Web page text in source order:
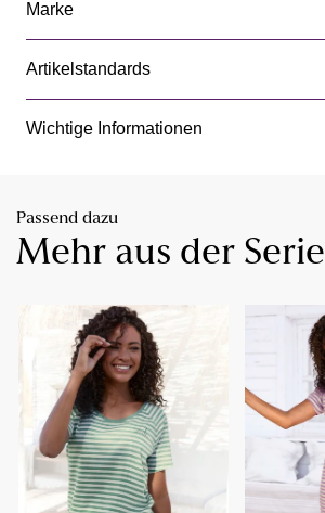
Marke
Artikelstandards
Wichtige Informationen
Passend dazu
Mehr aus der Serie